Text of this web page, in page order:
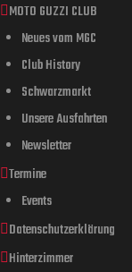
MOTO GUZZI CLUB
Neues vom MGC
Club History
Schwarzmarkt
Unsere Ausfahrten
Newsletter
Termine
Events
Datenschutzerklärung
Hinterzimmer